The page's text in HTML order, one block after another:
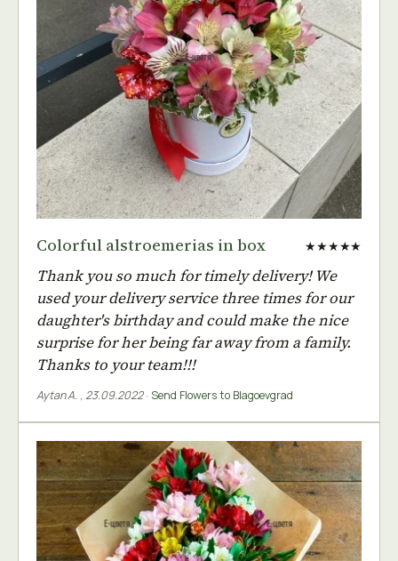
Colorful alstroemerias in box ★★★★★
Thank you so much for timely delivery! We
used your delivery service three times for our
daughter's birthday and could make the nice
surprise for her being far away from a family.
Thanks to your team!!!
Aytan A. , 23.09.2022· Send Flowers to Blagoevgrad